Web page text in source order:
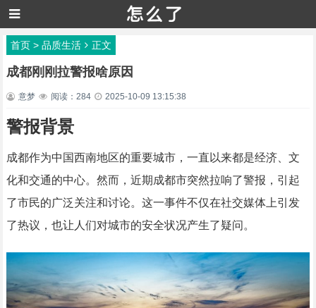
首页> 品质生活 正文
成都刚刚拉警报啥原因
意梦 阅读：284 2025-10-09 13:15:38
警报背景
成都作为中国西南地区的重要城市，一直以来都是经济、文
化和交通的中心。然而，近期成都市突然拉响了警报，引起
了市民的广泛关注和讨论。这一事件不仅在社交媒体上引发
了热议，也让人们对城市的安全状况产生了疑问。